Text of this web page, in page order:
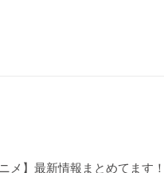
メ】最新情報まとめてます